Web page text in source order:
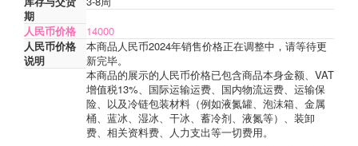
期
人民币价格
14000
人民币价格
说明
本商品人民币2024年销售价格正在调整中，请等待更
新完毕。
本商品的展示的人民币价格已包含商品本身金额、VAT
增值税13%、国际运输运费、国内物流运费、运输保
险、以及冷链包装材料（例如液氮罐、泡沫箱、金属
桶、蓝冰、湿冰、干冰、蓄冷剂、液氮等）、装卸
费、相关资料费、人力支出等一切费用。